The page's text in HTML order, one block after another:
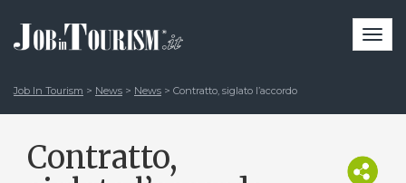
Job In Tourism > News > News > Contratto, siglato l’accordo
Contratto,